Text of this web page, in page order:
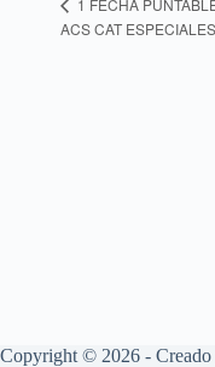
1 FECHA
ACS CAT ESPECIALES
Copyright © 2026 -